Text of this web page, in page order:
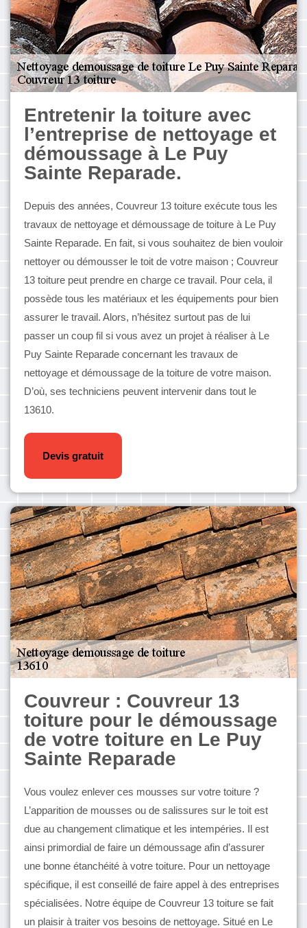
Entretenir la toiture avec
l’entreprise de nettoyage et
démoussage à Le Puy
Sainte Reparade.
Depuis des années, Couvreur 13 toiture exécute tous les
travaux de nettoyage et démoussage de toiture à Le Puy
Sainte Reparade. En fait, si vous souhaitez de bien vouloir
nettoyer ou démousser le toit de votre maison ; Couvreur
13 toiture peut prendre en charge ce travail. Pour cela, il
possède tous les matériaux et les équipements pour bien
assurer le travail. Alors, n’hésitez surtout pas de lui
passer un coup fil si vous avez un projet à réaliser à Le
Puy Sainte Reparade concernant les travaux de
nettoyage et démoussage de la toiture de votre maison.
D’où, ses techniciens peuvent intervenir dans tout le
13610.
Devis gratuit
Couvreur : Couvreur 13
toiture pour le démoussage
de votre toiture en Le Puy
Sainte Reparade
Vous voulez enlever ces mousses sur votre toiture ?
L’apparition de mousses ou de salissures sur le toit est
due au changement climatique et les intempéries. Il est
ainsi primordial de faire un démoussage afin d’assurer
une bonne étanchéité à votre toiture. Pour un nettoyage
spécifique, il est conseillé de faire appel à des entreprises
spécialisées. Notre équipe de Couvreur 13 toiture se fait
un plaisir à traiter vos besoins de nettoyage. Situé en Le